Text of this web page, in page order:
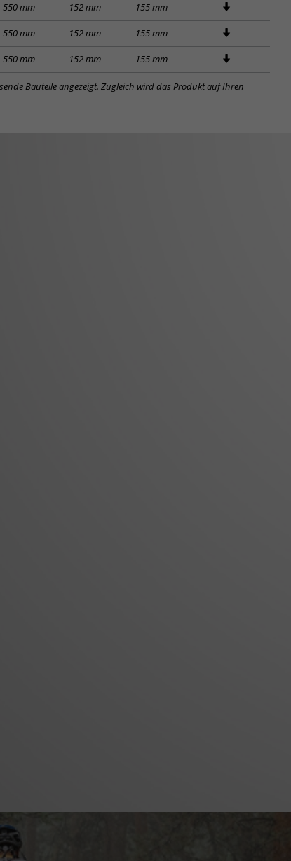
550 mm 152 mm 155 mm
550 mm 152 mm 155 mm
550 mm 152 mm 155 mm
Bauteile angezeigt. Zugleich wird das Produkt auf Ihren